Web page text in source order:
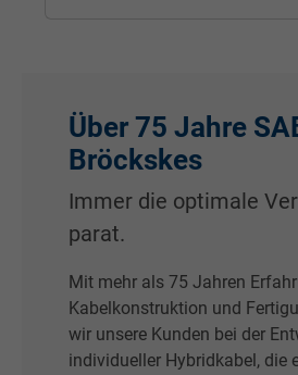
Über 75 Jahre
Bröckskes
Immer die optimale
parat.
Mit mehr als 75 Jahren
Kabelkonstruktion und
wir unsere Kunden bei der
individueller Hybridkabel, die